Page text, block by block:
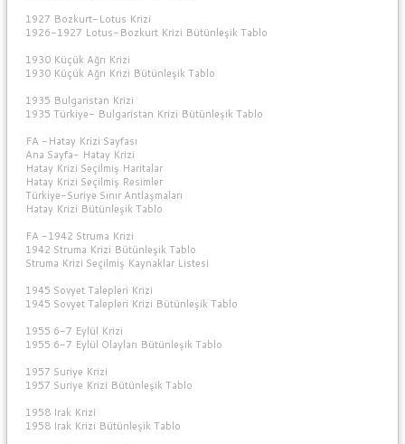
1927 Bozkurt-Lotus Krizi
1926-1927 Lotus-Bozkurt Krizi Bütünleşik Tablo
1930 Küçük Ağrı Krizi
1930 Küçük Ağrı Krizi Bütünleşik Tablo
1935 Bulgaristan Krizi
1935 Türkiye- Bulgaristan Krizi Bütünleşik Tablo
FA -Hatay Krizi Sayfası
Ana Sayfa- Hatay Krizi
Hatay Krizi Seçilmiş Haritalar
Hatay Krizi Seçilmiş Resimler
Türkiye-Suriye Sınır Antlaşmaları
Hatay Krizi Bütünleşik Tablo
FA -1942 Struma Krizi
1942 Struma Krizi Bütünleşik Tablo
Struma Krizi Seçilmiş Kaynaklar Listesi
1945 Sovyet Talepleri Krizi
1945 Sovyet Talepleri Krizi Bütünleşik Tablo
1955 6-7 Eylül Krizi
1955 6-7 Eylül Olayları Bütünleşik Tablo
1957 Suriye Krizi
1957 Suriye Krizi Bütünleşik Tablo
1958 Irak Krizi
1958 Irak Krizi Bütünleşik Tablo